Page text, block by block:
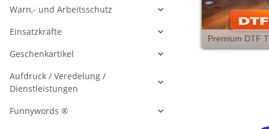
Warn,- und Arbeitsschutz
Einsatzkräfte
Geschenkartikel
Aufdruck / Veredelung /
Dienstleistungen
Funnywords ®